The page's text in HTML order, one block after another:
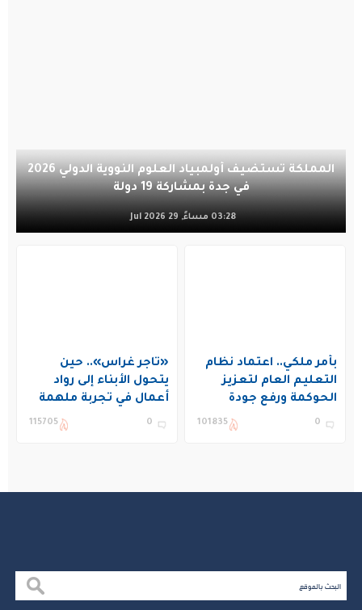
المملكة تستضيف أولمبياد العلوم النووية الدولي 2026
في جدة بمشاركة 19 دولة
03:28 مساءً, 29 Jul 2026
بأمر ملكي.. اعتماد نظام
التعليم العام لتعزيز
الحوكمة ورفع جودة
التعليم في المملكة
0
101835
«تاجر غراس».. حين
يتحول الأبناء إلى رواد
أعمال في تجربة ملهمة
بنادي غراس الصيفي
0
115705